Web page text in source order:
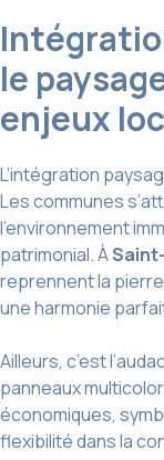
le
enjeux
L’intégration
Les communes
l’environnement
patrimonial. À
reprennent la
une harmonie
Ailleurs, c’est
panneaux
économiques,
flexibilité dans la